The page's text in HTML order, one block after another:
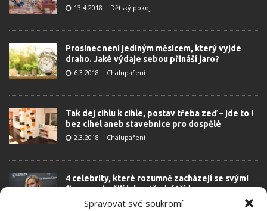
Spravovat své soukromí
13.4.2018 Dětský pokoj
Prosinec není jediným měsícem, který vyjde
draho. Jaké výdaje sebou přináší jaro?
6.3.2018 Chalupaření
Tak dej cihlu k cihle, postav třeba zeď – jde to i
bez cihel aneb stavebnice pro dospělé
2.3.2018 Chalupaření
4 celebrity, které rozumně zacházejí se svými
financemi a žijí jako střední třída
1.3.2018 Finance a pojištění